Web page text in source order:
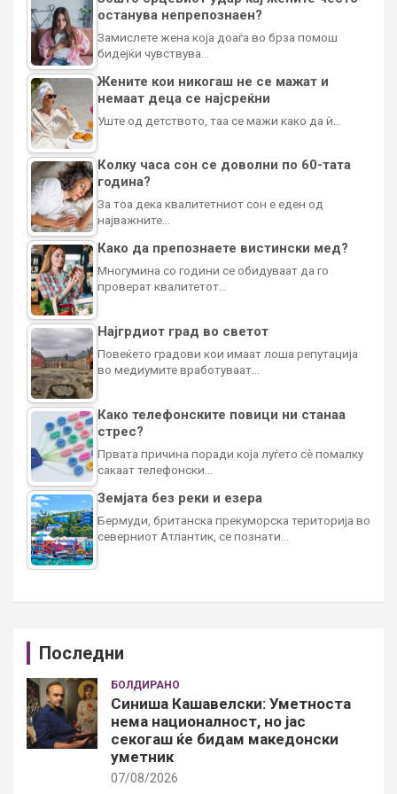
останува непрепознаен?
Замислете жена која доаѓа во брза помош
бидејќи чувствува…
Жените кои никогаш не се мажат и
немаат деца се најсреќни
Уште од детството, таа се мажи како да ѝ…
Колку часа сон се доволни по 60-тата
година?
За тоа дека квалитетниот сон е еден од
најважните…
Како да препознаете вистински мед?
Многумина со години се обидуваат да го
проверат квалитетот…
Најгрдиот град во светот
Повеќето градови кои имаат лоша репутација
во медиумите вработуваат…
Како телефонските повици ни станаа
стрес?
Првата причина поради која луѓето сè помалку
сакаат телефонски…
Земјата без реки и езера
Бермуди, британска прекуморска територија во
северниот Атлантик, се познати…
Последни
БОЛДИРАНО
Синиша Кашавелски: Уметноста
нема националност, но јас
секогаш ќе бидам македонски
уметник
07/08/2026